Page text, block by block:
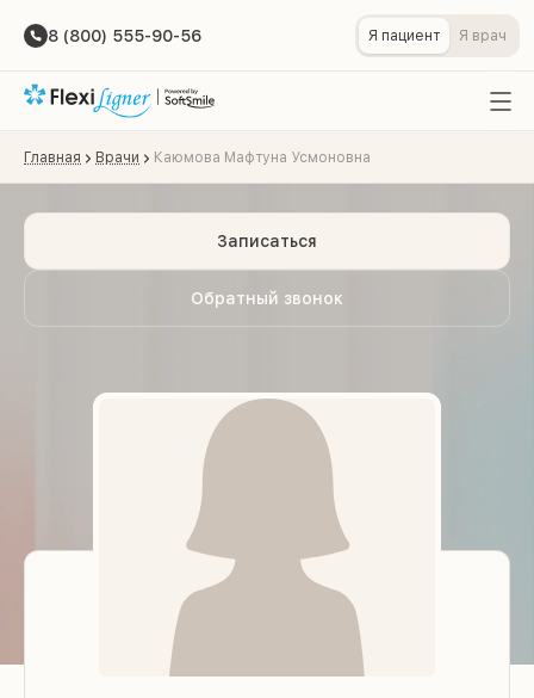
8 (800) 555-90-56 Я пациент Я врач
Главная Врачи Каюмова Мафтуна Усмоновна
Обратный звонок
Записаться